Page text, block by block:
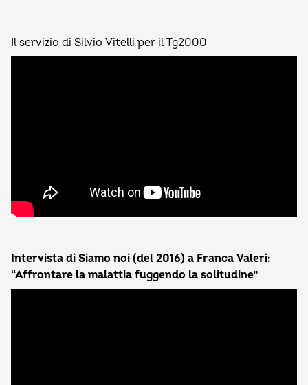
Il servizio di Silvio Vitelli per il Tg2000
Intervista di Siamo noi (del 2016) a Franca Valeri:
“Affrontare la malattia fuggendo la solitudine”